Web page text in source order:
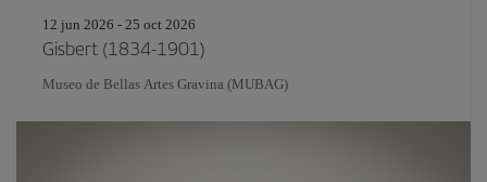
12 jun 2026 - 25 oct 2026
Gisbert (1834-1901)
Museo de Bellas Artes Gravina (MUBAG)